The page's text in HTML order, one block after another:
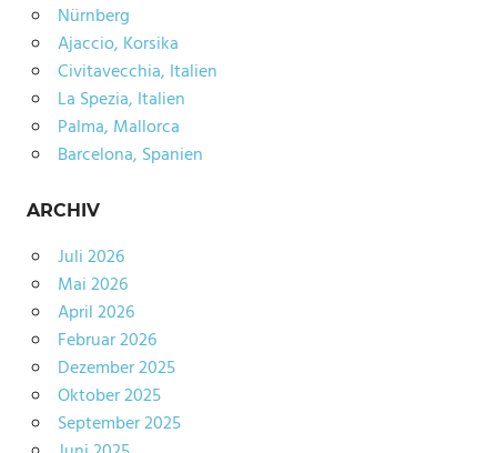
Nürnberg
Ajaccio, Korsika
Civitavecchia, Italien
La Spezia, Italien
Palma, Mallorca
Barcelona, Spanien
ARCHIV
Juli 2026
Mai 2026
April 2026
Februar 2026
Dezember 2025
Oktober 2025
September 2025